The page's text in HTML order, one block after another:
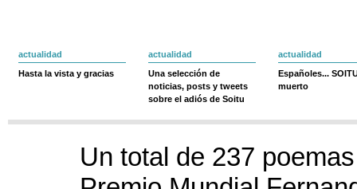
actualidad
Hasta la vista y gracias
actualidad
Una selección de
noticias, posts y tweets
sobre el adiós de Soitu
actualidad
Españoles...
muerto
Un total de 237